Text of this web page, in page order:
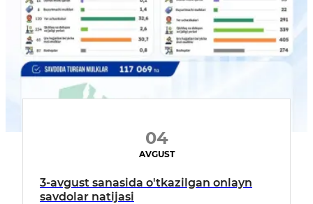
04
AVGUST
3-avgust sanasida o'tkazilgan onlayn
savdolar natijasi